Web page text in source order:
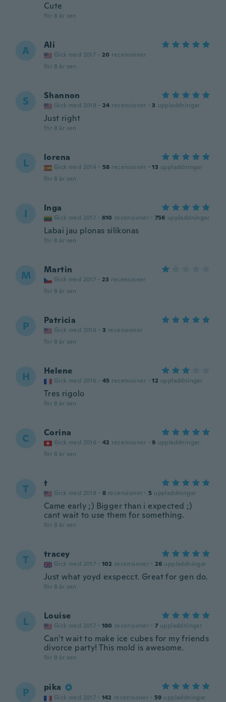
Cute
för 8 år sen
A Ali
Gick med 2017 · 20 recensioner
för 8 år sen
S Shannon
Gick med 2018 · 24 recensioner · 3 uppladdningar
Just right
för 8 år sen
L lorena
Gick med 2014 · 58 recensioner · 13 uppladdningar
för 8 år sen
I Inga
Gick med 2017 · 610 recensioner · 756 uppladdningar
Labai jau plonas silikonas
för 8 år sen
M Martin
Gick med 2017 · 23 recensioner
för 8 år sen
P Patricia
Gick med 2016 · 3 recensioner
för 8 år sen
H Helene
Gick med 2016 · 45 recensioner · 12 uppladdningar
Tres rigolo
för 8 år sen
C Corina
Gick med 2016 · 42 recensioner · 9 uppladdningar
för 8 år sen
T t
Gick med 2018 · 8 recensioner · 5 uppladdningar
Came early ;) Bigger than i expected ;)
cant wait to use them for something.
för 8 år sen
T tracey
Gick med 2017 · 102 recensioner · 26 uppladdningar
Just what yoyd exspecct. Great for gen do.
för 8 år sen
L Louise
Gick med 2017 · 180 recensioner · 7 uppladdningar
Can't wait to make ice cubes for my friends
divorce party! This mold is awesome.
för 8 år sen
P pika
Gick med 2017 · 142 recensioner · 59 uppladdningar